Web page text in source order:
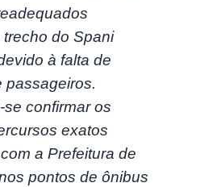
trecho do Spani
à falta de
passageiros.
confirmar os
exatos
a Prefeitura de
pontos de ônibus